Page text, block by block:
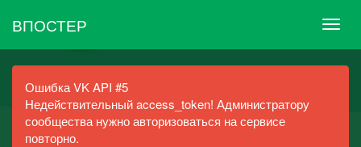
ВПОСТЕР
Ошибка VK API #5
Недействительный access_token! Администратору
сообщества нужно авторизоваться на сервисе
повторно.